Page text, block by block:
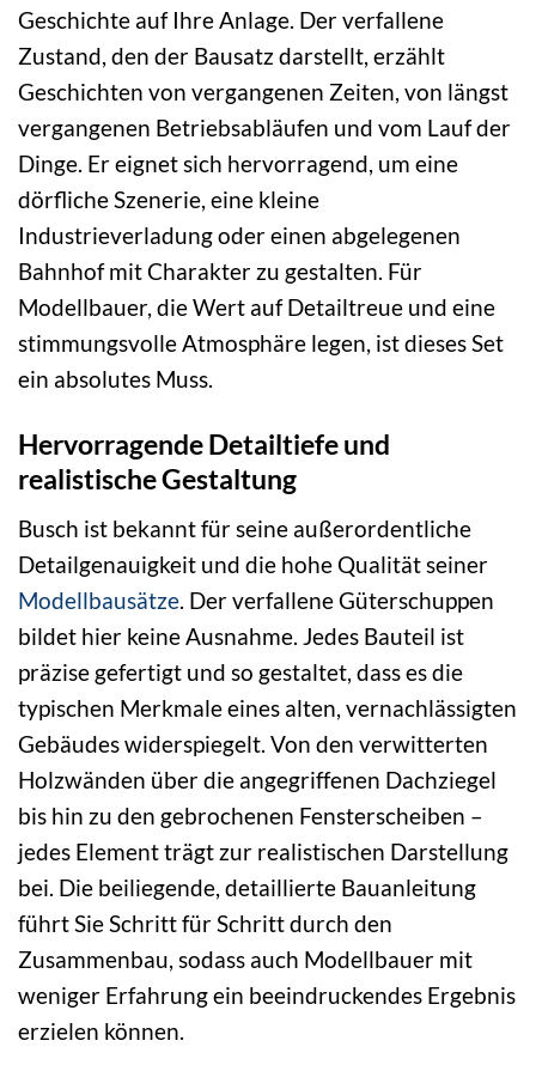
Geschichte auf Ihre Anlage. Der verfallene
Zustand, den der Bausatz darstellt, erzählt
Geschichten von vergangenen Zeiten, von längst
vergangenen Betriebsabläufen und vom Lauf der
Dinge. Er eignet sich hervorragend, um eine
dörfliche Szenerie, eine kleine
Industrieverladung oder einen abgelegenen
Bahnhof mit Charakter zu gestalten. Für
Modellbauer, die Wert auf Detailtreue und eine
stimmungsvolle Atmosphäre legen, ist dieses Set
ein absolutes Muss.
Hervorragende Detailtiefe und
realistische Gestaltung
Busch ist bekannt für seine außerordentliche
Detailgenauigkeit und die hohe Qualität seiner
Modellbausätze. Der verfallene Güterschuppen
bildet hier keine Ausnahme. Jedes Bauteil ist
präzise gefertigt und so gestaltet, dass es die
typischen Merkmale eines alten, vernachlässigten
Gebäudes widerspiegelt. Von den verwitterten
Holzwänden über die angegriffenen Dachziegel
bis hin zu den gebrochenen Fensterscheiben –
jedes Element trägt zur realistischen Darstellung
bei. Die beiliegende, detaillierte Bauanleitung
führt Sie Schritt für Schritt durch den
Zusammenbau, sodass auch Modellbauer mit
weniger Erfahrung ein beeindruckendes Ergebnis
erzielen können.